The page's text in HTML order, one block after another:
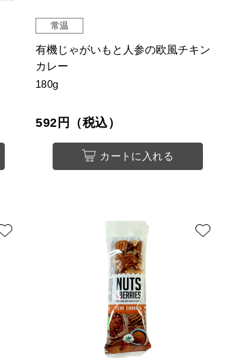
常温
有機じゃがいもと人参の欧風チキン
カレー
180g
592円（税込）
カートに入れる